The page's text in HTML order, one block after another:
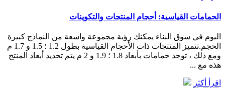
الحمامات القياسية: أحجام المنتجات والتكوينات
اليوم في سوق البناء يمكنك رؤية مجموعة واسعة من النماذج كبيرة
الحجم.تتميز المنتجات ذات الأحجام القياسية بطول 1.2 ؛ 1.5 و 1.7 م
ومع ذلك ، توجد حمامات بأبعاد 1.8 ؛ 1.9 و 2 م يتم تحديد أبعاد المنتج
هذه مع ...
اقرأ أكثر